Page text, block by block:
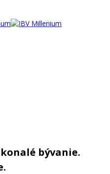
bývanie.